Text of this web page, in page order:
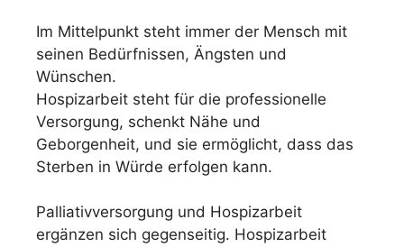
Im Mittelpunkt steht immer der Mensch mit
seinen Bedürfnissen, Ängsten und
Wünschen.
Hospizarbeit steht für die professionelle
Versorgung, schenkt Nähe und
Geborgenheit, und sie ermöglicht, dass das
Sterben in Würde erfolgen kann.
Palliativversorgung und Hospizarbeit
ergänzen sich gegenseitig. Hospizarbeit